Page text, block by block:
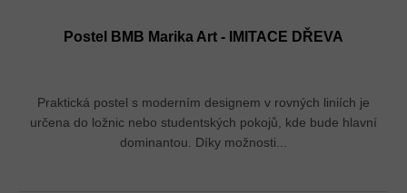
Postel BMB Marika Art - IMITACE DŘEVA
Praktická postel s moderním designem v rovných liniích je
určena do ložnic nebo studentských pokojů, kde bude hlavní
dominantou. Díky možnosti...